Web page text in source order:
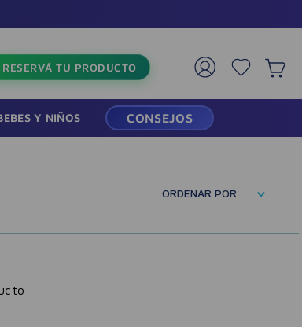
RESERVÁ TU PRODUCTO
Y NIÑOS CONSEJOS
ORDENAR POR